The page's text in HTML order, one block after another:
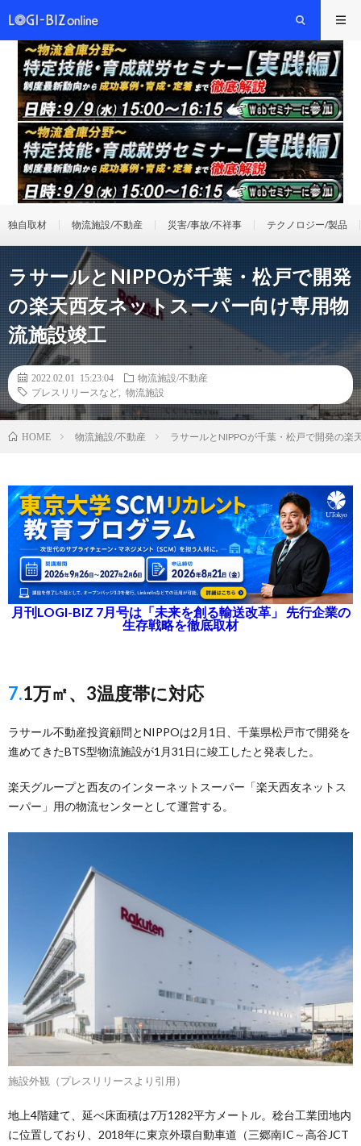
独自取材 物流施設/不動産 災害/事故/不祥事 テクノロジー/製品
ラサールとNIPPOが千葉・松戸で開発
の楽天西友ネットスーパー向け専用物
流施設竣工
2022.02.01 15:23:04
物流施設/不動産
プレスリリースなど
物流施設
HOME 物流施設/不動産 ラサールとNIPPOが千葉・松戸で開発の楽
月刊LOGI-BIZ 7月号は「未来を創る輸送改革」 先行企業の
生存戦略を徹底取材
7.1万㎡、3温度帯に対応
ラサール不動産投資顧問とNIPPOは2月1日、千葉県松戸市で開発を
進めてきたBTS型物流施設が1月31日に竣工したと発表した。
楽天グループと西友のインターネットスーパー「楽天西友ネットス
ーパー」用の物流センターとして運営する。
施設外観（プレスリリースより引用）
地上4階建て、延べ床面積は7万1282平方メートル。稔台工業団地内
に位置しており、2018年に東京外環自動車道（三郷南IC～高谷JCT